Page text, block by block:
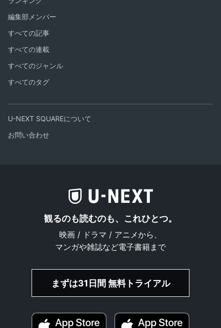
編集部メンバー
すべての記事
すべての連載
すべてのジャンル
すべてのタグ
U-NEXT SQUAREについて
お問い合わせ
観るのも読むのも、これひとつ。
映画 / ドラマ / アニメから、
マンガや雑誌など電子書籍まで
まずは31日間 無料トライアル